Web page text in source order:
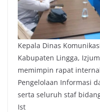
Kepala Dinas
Kabupaten Lingga,
memimpin rapat
Pengelolaan Informasi
serta seluruh staf
Ist